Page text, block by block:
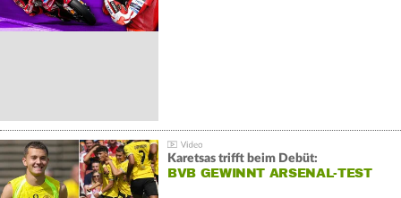
Karetsas trifft beim Debüt:
BVB GEWINNT ARSENAL-TEST